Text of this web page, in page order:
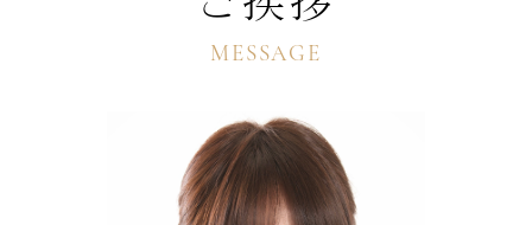
MESSAGE